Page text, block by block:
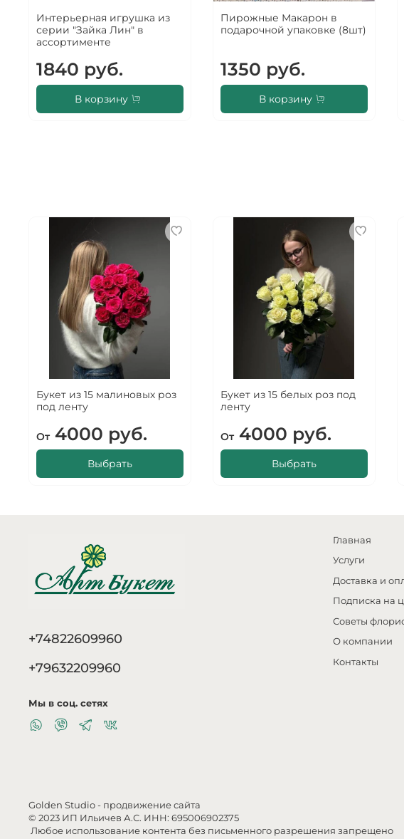
Интерьерная игрушка из
серии "Зайка Лин" в
ассортименте
1840 руб.
В корзину
Пирожные Макарон в
подарочной упаковке (8шт)
1350 руб.
В корзину
Букет из 15 малиновых роз
под ленту
От 4000 руб.
Выбрать
Букет из 15 белых роз под
ленту
От4000 руб.
Выбрать
Главная
Услуги
Доставка и
Подписка на
Советы
О компании
Контакты
+74822609960
+79632209960
Мы в соц. сетях
Golden Studio - продвижение сайта
© 2023 ИП Ильичев А.С. ИНН: 695006902375
Любое использование контента без письменного разрешения запрещено